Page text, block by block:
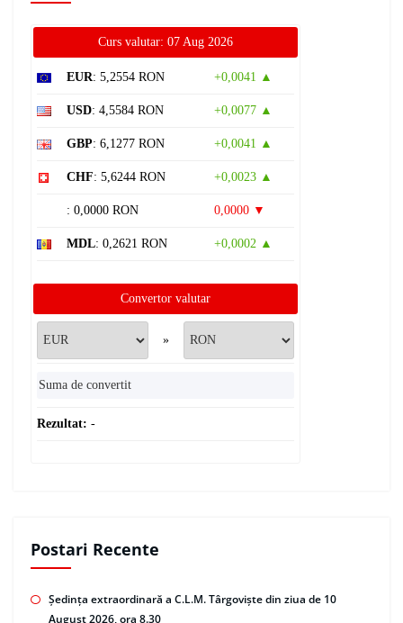
Curs valutar: 07 Aug 2026
EUR: 5,2554 RON +0,0041 ▲
USD: 4,5584 RON +0,0077 ▲
GBP: 6,1277 RON +0,0041 ▲
CHF: 5,6244 RON +0,0023 ▲
: 0,0000 RON 0,0000 ▼
MDL: 0,2621 RON +0,0002 ▲
Convertor valutar
»
Rezultat: -
Postari Recente
Ședința extraordinară a C.L.M. Târgoviște din ziua de 10
August 2026, ora 8.30